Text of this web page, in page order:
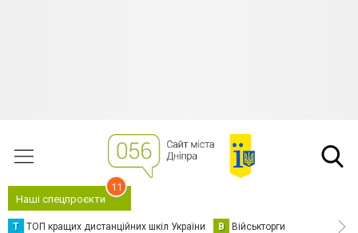
Наші спецпроєкти
11
Т ТОП кращих дистанційних шкіл України В Військторги